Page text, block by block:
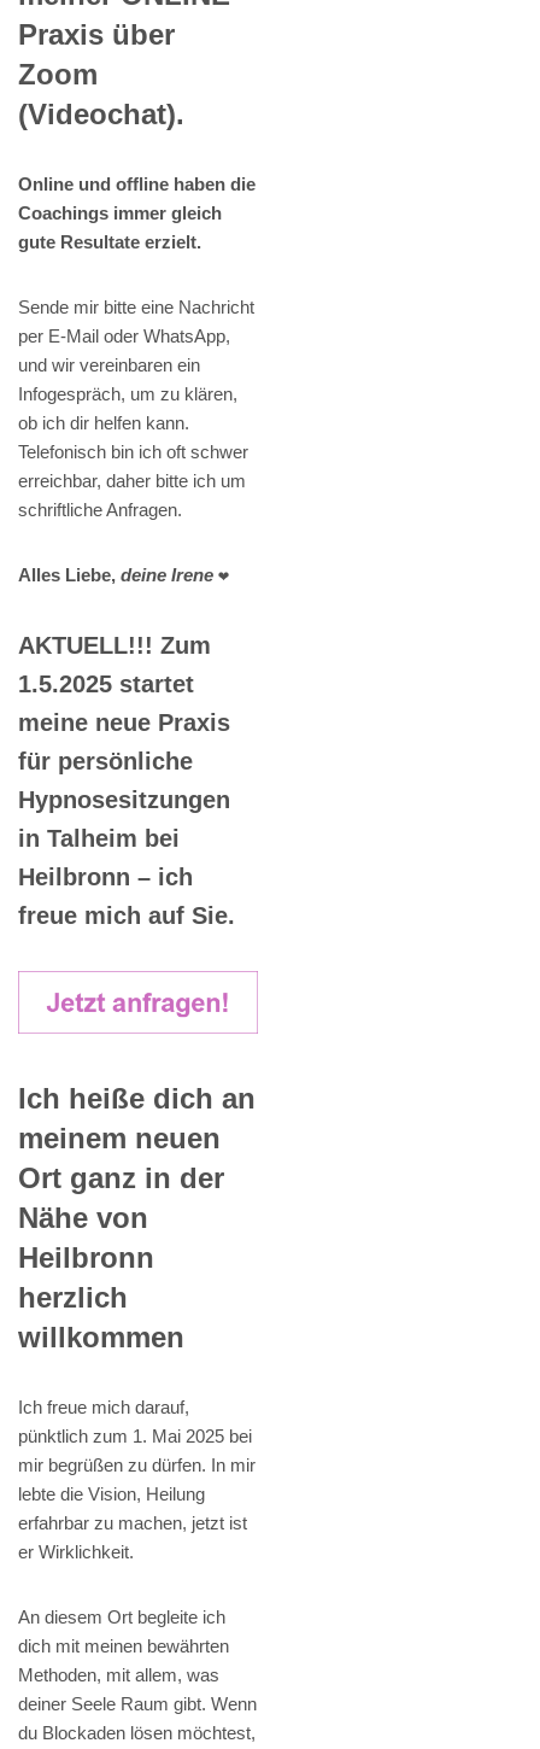
Praxis über
Zoom
(Videochat).
Online und offline haben die
Coachings immer gleich
gute Resultate erzielt.
Sende mir bitte eine Nachricht
per E-Mail oder WhatsApp,
und wir vereinbaren ein
Infogespräch, um zu klären,
ob ich dir helfen kann.
Telefonisch bin ich oft schwer
erreichbar, daher bitte ich um
schriftliche Anfragen.
Alles Liebe, deine Irene ❤️
AKTUELL!!! Zum
1.5.2025 startet
meine neue Praxis
für persönliche
Hypnosesitzungen
in Talheim bei
Heilbronn – ich
freue mich auf Sie.
Ich heiße dich an
meinem neuen
Ort ganz in der
Nähe von
Heilbronn
herzlich
willkommen
Ich freue mich darauf,
pünktlich zum 1. Mai 2025 bei
mir begrüßen zu dürfen. In mir
lebte die Vision, Heilung
erfahrbar zu machen, jetzt ist
er Wirklichkeit.
An diesem Ort begleite ich
dich mit meinen bewährten
Methoden, mit allem, was
deiner Seele Raum gibt. Wenn
du Blockaden lösen möchtest,